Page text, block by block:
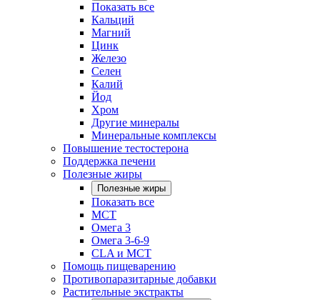
Показать все
Кальций
Магний
Цинк
Железо
Селен
Калий
Йод
Хром
Другие минералы
Минеральные комплексы
Повышение тестостерона
Поддержка печени
Полезные жиры
Полезные жиры
Показать все
MCT
Омега 3
Омега 3-6-9
CLA и MCT
Помощь пищеварению
Противопаразитарные добавки
Растительные экстракты